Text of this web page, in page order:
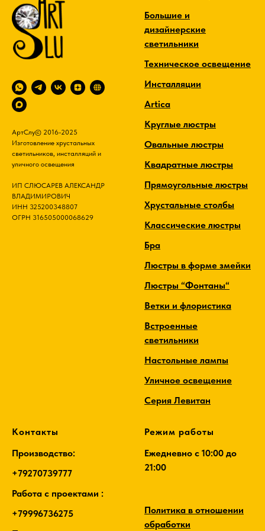
АртСлу© 2016-2025
Изготовление хрустальных
светильников, инсталляций и
уличного освещения
ИП СЛЮСАРЕВ АЛЕКСАНДР
ВЛАДИМИРОВИЧ
ИНН 325200348807
ОГРН 316505000068629
Большие и
дизайнерские
светильники
Техническое освещение
Инсталляции
Artica
Круглые люстры
Овальные люстры
Квадратные люстры
Прямоугольные люстры
Хрустальные столбы
Классические люстры
Бра
Люстры в форме змейки
Люстры “Фонтаны“
Ветки и флористика
Встроенные
светильники
Настольные лампы
Уличное освещение
Серия Левитан
Контакты
Производство:
+79270739777
Работа с проектами :
+79996736275
Режим работы
Ежедневно c 10:00 до
21:00
Политика в отношении
обработки